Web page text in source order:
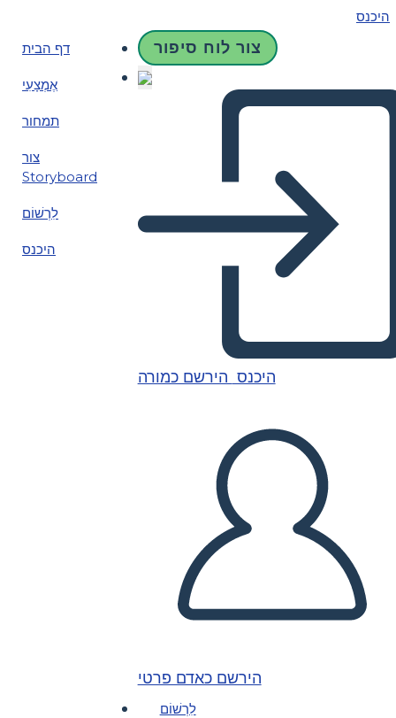
היכנס
דף הבית
אֶמְצָעִי
תמחור
צור
Storyboard
לִרְשׁוֹם
היכנס
צור לוח סיפור
היכנס הירשם כמורה
הירשם כאדם פרטי
לִרְשׁוֹם